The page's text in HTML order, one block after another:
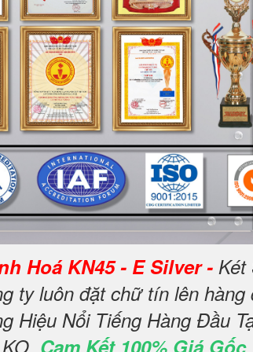
Hoá KN45 - E Silver - Két
ty luôn đặt chữ tín lên
Hiệu Nổi Tiếng Hàng Đầu
Cam Kết 100% Giá Gốc